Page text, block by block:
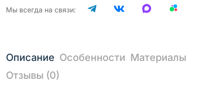
Мы всегда на связи:
Описание Особенности Материалы
Отзывы (0)